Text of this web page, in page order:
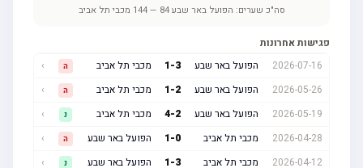
סה"כ שערים:הפועל באר שבע 84
—
144מכבי תל אביב
פגישות אחרונות
2026-07-16
הפועל באר שבע 1 מכבי תל אביב
2026-05-26
הפועל באר שבע 1 מכבי תל אביב
2026-05-19
הפועל באר שבע 4 מכבי תל אביב
2026-04-28
מכבי תל אביב 1 הפועל באר שבע
2026-04-12
מכבי תל אביב 1 הפועל באר שבע